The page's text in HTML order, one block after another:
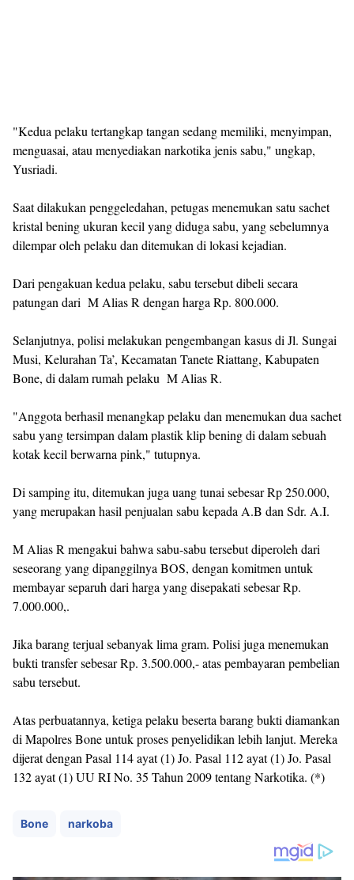
"Kedua pelaku tertangkap tangan sedang memiliki, menyimpan,
menguasai, atau menyediakan narkotika jenis sabu," ungkap,
Yusriadi.
Saat dilakukan penggeledahan, petugas menemukan satu sachet
kristal bening ukuran kecil yang diduga sabu, yang sebelumnya
dilempar oleh pelaku dan ditemukan di lokasi kejadian.
Dari pengakuan kedua pelaku, sabu tersebut dibeli secara
patungan dari M Alias R dengan harga Rp. 800.000.
Selanjutnya, polisi melakukan pengembangan kasus di Jl. Sungai
Musi, Kelurahan Ta’, Kecamatan Tanete Riattang, Kabupaten
Bone, di dalam rumah pelaku M Alias R.
"Anggota berhasil menangkap pelaku dan menemukan dua sachet
sabu yang tersimpan dalam plastik klip bening di dalam sebuah
kotak kecil berwarna pink," tutupnya.
Di samping itu, ditemukan juga uang tunai sebesar Rp 250.000,
yang merupakan hasil penjualan sabu kepada A.B dan Sdr. A.I.
M Alias R mengakui bahwa sabu-sabu tersebut diperoleh dari
seseorang yang dipanggilnya BOS, dengan komitmen untuk
membayar separuh dari harga yang disepakati sebesar Rp.
7.000.000,.
Jika barang terjual sebanyak lima gram. Polisi juga menemukan
bukti transfer sebesar Rp. 3.500.000,- atas pembayaran pembelian
sabu tersebut.
Atas perbuatannya, ketiga pelaku beserta barang bukti diamankan
di Mapolres Bone untuk proses penyelidikan lebih lanjut. Mereka
dijerat dengan Pasal 114 ayat (1) Jo. Pasal 112 ayat (1) Jo. Pasal
132 ayat (1) UU RI No. 35 Tahun 2009 tentang Narkotika. (*)
Bone narkoba